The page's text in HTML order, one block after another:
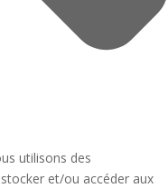
utilisons des
et/ou accéder aux